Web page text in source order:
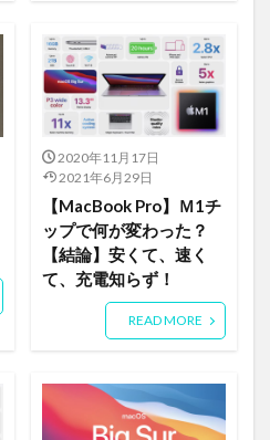
2020年11月17日
2021年6月29日
【MacBook Pro】Ｍ1チ
ップで何が変わった？
【結論】安くて、速く
て、充電知らず！
READ MORE